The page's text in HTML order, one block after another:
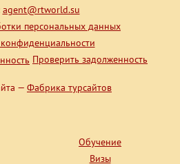
agent@rtworld.su
персональных данных
Проверить задолженность
— Фабрика турсайтов
Обучение
Визы